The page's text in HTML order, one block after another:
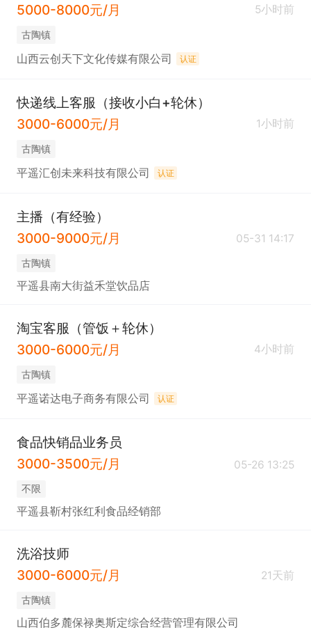
5000-8000元/月
5小时前
古陶镇
山西云创天下文化传媒有限公司 认证
快递线上客服（接收小白+轮休）
3000-6000元/月
1小时前
古陶镇
平遥汇创未来科技有限公司 认证
主播（有经验）
3000-9000元/月
05-31 14:17
古陶镇
平遥县南大街益禾堂饮品店
淘宝客服（管饭＋轮休）
3000-6000元/月
4小时前
古陶镇
平遥诺达电子商务有限公司 认证
食品快销品业务员
3000-3500元/月
05-26 13:25
不限
平遥县靳村张红利食品经销部
洗浴技师
3000-6000元/月
21天前
古陶镇
山西伯多麓保禄奥斯定综合经营管理有限公司